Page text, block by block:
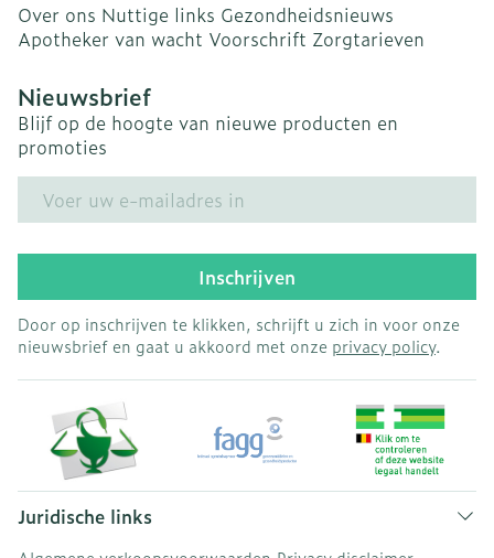
Over ons Nuttige links Gezondheidsnieuws
Apotheker van wacht Voorschrift Zorgtarieven
Nieuwsbrief
Blijf op de hoogte van nieuwe producten en
promoties
Inschrijven
Door op inschrijven te klikken, schrijft u zich in voor onze
nieuwsbrief en gaat u akkoord met onze privacy policy.
Juridische links